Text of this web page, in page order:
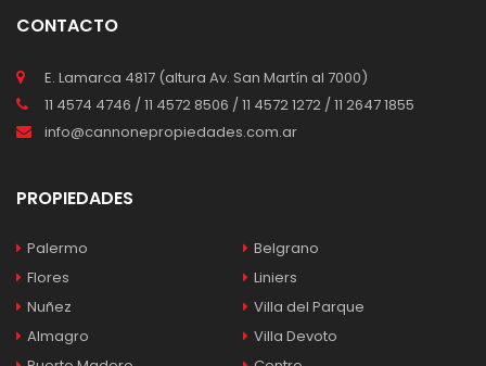
CONTACTO
E. Lamarca 4817 (altura Av. San Martín al 7000)
11 4574 4746 / 11 4572 8506 / 11 4572 1272 / 11 2647 1855
info@cannonepropiedades.com.ar
PROPIEDADES
Palermo
Belgrano
Flores
Liniers
Nuñez
Villa del Parque
Almagro
Villa Devoto